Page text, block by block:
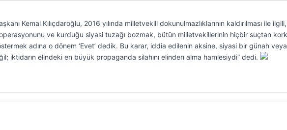
Kemal Kılıçdaroğlu, 2016 yılında milletvekili dokunulmazlıklarının kaldırılması ile
operasyonunu ve kurduğu siyasi tuzağı bozmak, bütün milletvekillerinin hiçbir suçtan
adına o dönem ‘Evet’ dedik. Bu karar, iddia edilenin aksine, siyasi bir günah veya
iktidarın elindeki en büyük propaganda silahını elinden alma hamlesiydi” dedi.